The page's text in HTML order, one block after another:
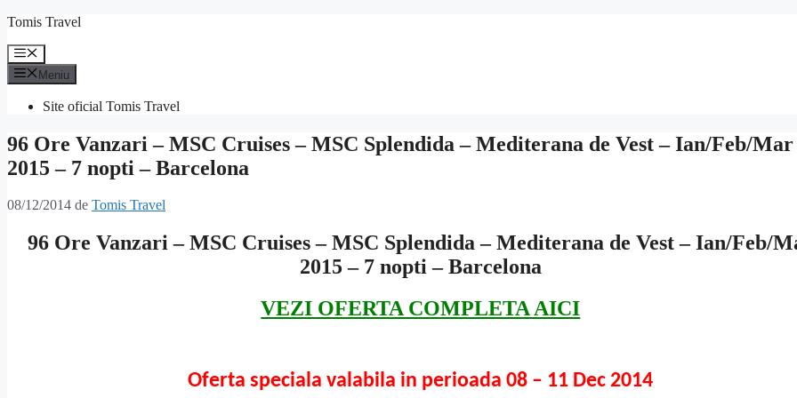
Sari
conținut
Tomis Travel
Meniu
Meniu
Site oficial Tomis Travel
96 Ore Vanzari – MSC Cruises – MSC Splendida – Mediterana de Vest – Ian/Feb/Mar
2015 – 7 nopti – Barcelona
08/12/2014 de Tomis Travel
96 Ore Vanzari – MSC Cruises – MSC Splendida – Mediterana de Vest – Ian/Feb/
2015 – 7 nopti – Barcelona
VEZI OFERTA COMPLETA AICI
Oferta speciala valabila in perioada 08 – 11 Dec 2014